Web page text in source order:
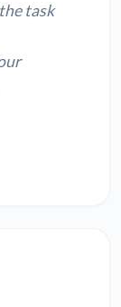
task